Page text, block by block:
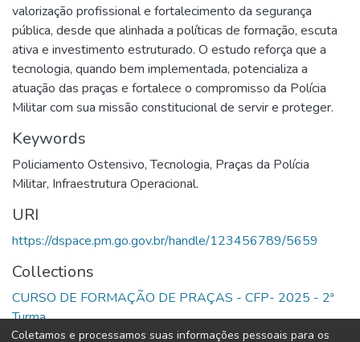
valorização profissional e fortalecimento da segurança
pública, desde que alinhada a políticas de formação, escuta
ativa e investimento estruturado. O estudo reforça que a
tecnologia, quando bem implementada, potencializa a
atuação das praças e fortalece o compromisso da Polícia
Militar com sua missão constitucional de servir e proteger.
Keywords
Policiamento Ostensivo,Tecnologia, Praças da Polícia
Militar, Infraestrutura Operacional.
URI
https://dspace.pm.go.gov.br/handle/123456789/5659
Collections
CURSO DE FORMAÇÃO DE PRAÇAS - CFP- 2025 - 2ª
Turma
Coletamos e processamos suas informações pessoais para os